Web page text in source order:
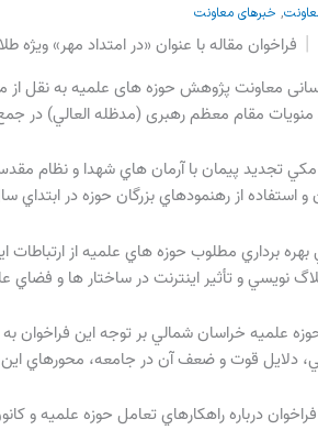
, خبرهای معاونت
| فراخوان مقاله با عنوان «در امتداد مهر» ویژه
معاونت پژوهش حوزه های علمیه به نقل
مقام معظم رهبری (مدظله العالي) در
تجديد پيمان با آرمان هاي شهدا و نظام
استفاده از رهنمودهاي بزرگان حوزه در ابتداي
برداري مطلوب حوزه هاي علميه از
نويسي و تأثير اينترنت در ساختار ها و
علميه خراسان شمالي بر توجه اين فراخوان
دلايل قوت و ضعف آن در جامعه، محورهاي
درباره راهكارهاي تعامل حوزه علميه و